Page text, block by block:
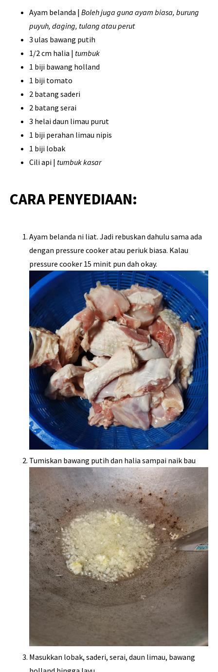
Ayam belanda | Boleh juga guna ayam biasa, burung
puyuh, daging, tulang atau perut
3 ulas bawang putih
1/2 cm halia | tumbuk
1 biji bawang holland
1 biji tomato
2 batang saderi
2 batang serai
3 helai daun limau purut
1 biji perahan limau nipis
1 biji lobak
Cili api | tumbuk kasar
CARA PENYEDIAAN:
Ayam belanda ni liat. Jadi rebuskan dahulu sama ada
dengan pressure cooker atau periuk biasa. Kalau
pressure cooker 15 minit pun dah okay.
Tumiskan bawang putih dan halia sampai naik bau
Masukkan lobak, saderi, serai, daun limau, bawang